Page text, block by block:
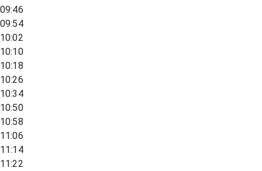
09:46
09:54
10:02
10:10
10:18
10:26
10:34
10:50
10:58
11:06
11:14
11:22